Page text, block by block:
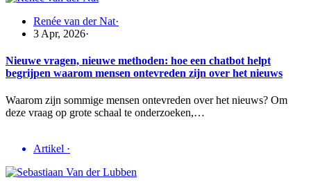
Renée van der Nat·
3 Apr, 2026·
Nieuwe vragen, nieuwe methoden: hoe een chatbot helpt
begrijpen waarom mensen ontevreden zijn over het nieuws
Waarom zijn sommige mensen ontevreden over het nieuws? Om
deze vraag op grote schaal te onderzoeken,…
Artikel ·